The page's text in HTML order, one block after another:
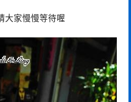
大家慢慢等待喔